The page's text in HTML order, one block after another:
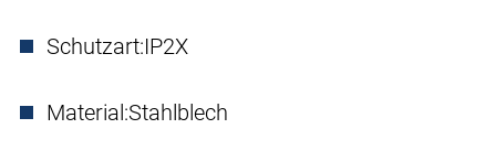
Schutzart:IP2X
Material:Stahlblech